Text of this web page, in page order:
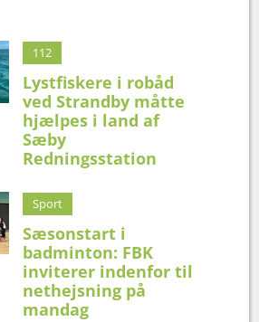
112
Lystfiskere i robåd
ved Strandby måtte
hjælpes i land af
Sæby
Redningsstation
Sport
Sæsonstart i
badminton: FBK
inviterer indenfor til
nethejsning på
mandag